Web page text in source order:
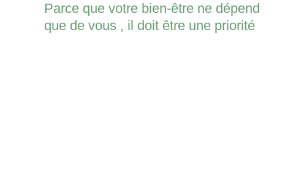
Parce que votre bien-être ne dépend
que de vous , il doit être une priorité